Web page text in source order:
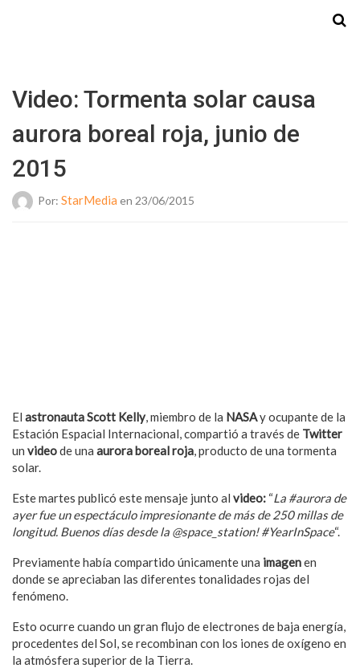
Video: Tormenta solar causa
aurora boreal roja, junio de
2015
Por: StarMedia en 23/06/2015
El astronauta Scott Kelly, miembro de la NASAy ocupante de la
Estación Espacial Internacional, compartió a través de Twitter
un videode una aurora boreal roja, producto de una tormenta
solar.
Este martes publicó este mensaje junto al video: “La #aurora de
ayer fue un espectáculo impresionante de más de 250 millas de
longitud. Buenos días desde la @space_station! #YearInSpace“.
Previamente había compartido únicamente una imagenen
donde se apreciaban las diferentes tonalidades rojas del
fenómeno.
Esto ocurre cuando un gran flujo de electrones de baja energía,
procedentes del Sol, se recombinan con los iones de oxígeno en
la atmósfera superior de la Tierra.